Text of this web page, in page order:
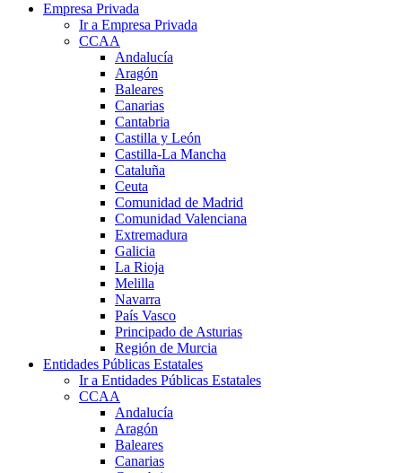
Empresa Privada
Ir a Empresa Privada
CCAA
Andalucía
Aragón
Baleares
Canarias
Cantabria
Castilla y León
Castilla-La Mancha
Cataluña
Ceuta
Comunidad de Madrid
Comunidad Valenciana
Extremadura
Galicia
La Rioja
Melilla
Navarra
País Vasco
Principado de Asturias
Región de Murcia
Entidades Públicas Estatales
Ir a Entidades Públicas Estatales
CCAA
Andalucía
Aragón
Baleares
Canarias